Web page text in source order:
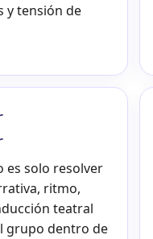
y tensión de
es solo resolver
ritmo,
teatral
grupo dentro de